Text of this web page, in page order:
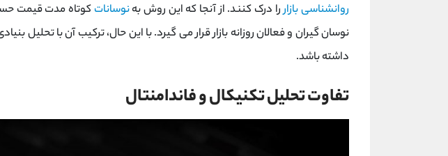
روانشناسی بازاررا درک کنند. از آنجا که این روش بهنوساناتکوتاه‌ مدت قیمت
نوسان‌ گیران و فعالان روزانه بازار قرار می‌ گیرد. با این حال، ترکیب آن با تحلیل
داشته باشد.
تفاوت تحلیل تکنیکال و فاندامنتال